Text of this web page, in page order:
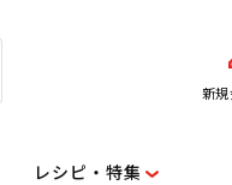
新
レシピ・特集